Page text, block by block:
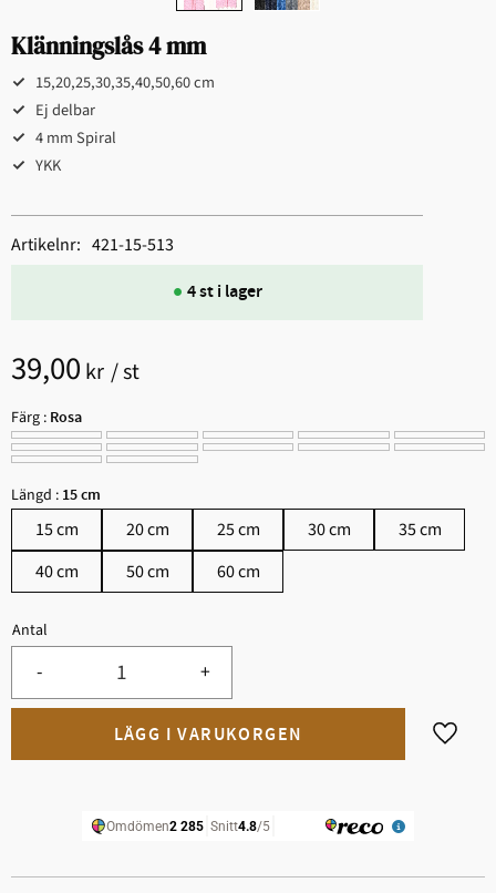
Klänningslås 4 mm
15,20,25,30,35,40,50,60 cm
Ej delbar
4 mm Spiral
YKK
39,00 kr /st
Färg : Rosa
Längd : 15 cm
15 cm 20 cm 25 cm 30 cm
35 cm
40 cm
50 cm 60 cm
Antal
+
-
Lägg
4 st i lager
Artikelnr 421-15-513